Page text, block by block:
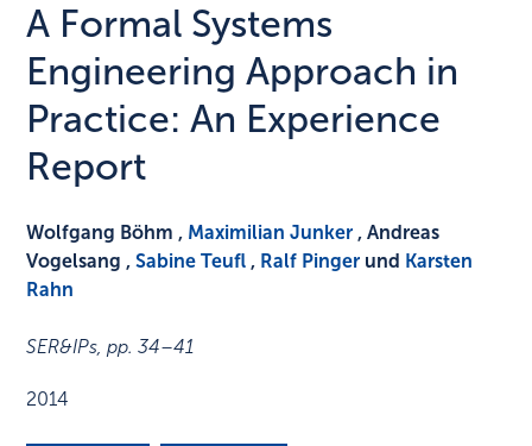
A Formal Systems
Engineering Approach in
Practice: An Experience
Report
Wolfgang Böhm , Maximilian Junker , Andreas
Vogelsang ,Sabine Teufl , Ralf Pinger und Karsten
Rahn
SER&IPs,pp. 34–41
2014